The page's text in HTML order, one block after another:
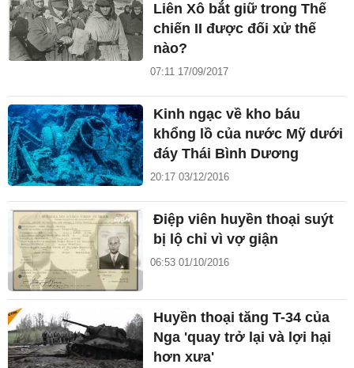
Liên Xô bắt giữ trong Thế
chiến II được đối xử thế
nào?
07:11 17/09/2017
Kinh ngạc về kho báu
khổng lồ của nước Mỹ dưới
đáy Thái Bình Dương
20:17 03/12/2016
Điệp viên huyền thoại suýt
bị lộ chỉ vì vợ giận
06:53 01/10/2016
Huyền thoại tăng T-34 của
Nga 'quay trở lại và lợi hại
hơn xưa'